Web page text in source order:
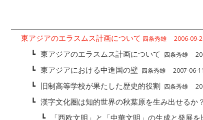
東アジアのエラスムス計画について 四条秀雄 2006-09-
┗ 東アジアのエラスムス計画について 四条秀雄
┗ 東アジアにおける中進国の壁 四条秀雄 2007-06-
┗ 旧制高等学校が果たした歴史的役割 四条秀雄
┗ 漢字文化圏は知的世界の秋葉原を生み出せるか？
┗ 「西欧文明」と「中華文明」の生成と発展を